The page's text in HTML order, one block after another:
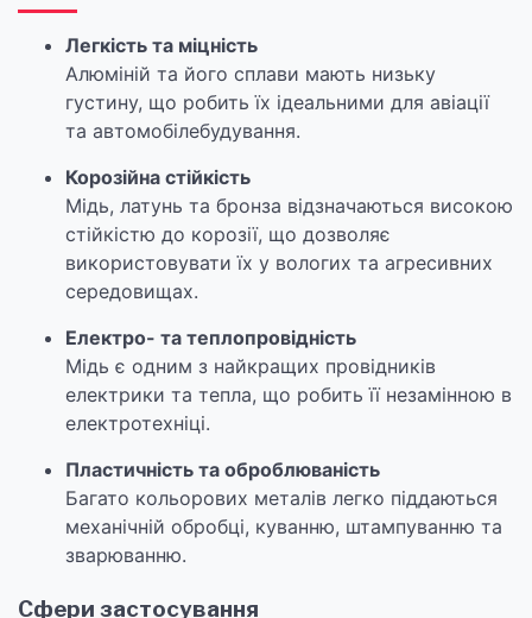
Легкість та міцність
Алюміній та його сплави мають низьку
густину, що робить їх ідеальними для авіації
та автомобілебудування.
Корозійна стійкість
Мідь, латунь та бронза відзначаються високою
стійкістю до корозії, що дозволяє
використовувати їх у вологих та агресивних
середовищах.
Електро- та теплопровідність
Мідь є одним з найкращих провідників
електрики та тепла, що робить її незамінною в
електротехніці.
Пластичність та оброблюваність
Багато кольорових металів легко піддаються
механічній обробці, куванню, штампуванню та
зварюванню.
Сфери застосування